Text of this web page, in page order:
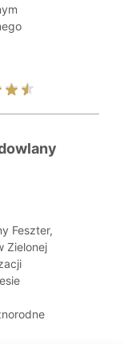
Feszter,
Zielonej